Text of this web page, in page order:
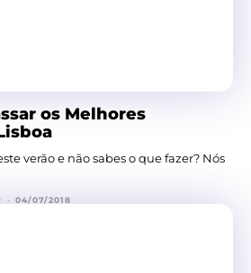
os Melhores
verão e não sabes o que fazer? Nós
- 04/07/2018